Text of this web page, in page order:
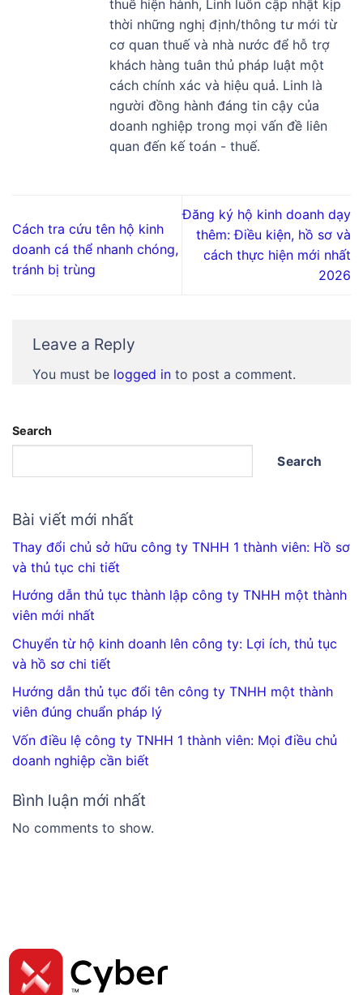
thuế hiện hành, Linh luôn cập nhật kịp
thời những nghị định/thông tư mới từ
cơ quan thuế và nhà nước để hỗ trợ
khách hàng tuân thủ pháp luật một
cách chính xác và hiệu quả. Linh là
người đồng hành đáng tin cậy của
doanh nghiệp trong mọi vấn đề liên
quan đến kế toán - thuế.
Cách tra cứu tên hộ kinh
doanh cá thể nhanh chóng,
tránh bị trùng
Đăng ký hộ kinh doanh dạy
thêm: Điều kiện, hồ sơ và
cách thực hiện mới nhất
2026
Leave a Reply
You must be logged in to post a comment.
Search
Search
Bài viết mới nhất
Thay đổi chủ sở hữu công ty TNHH 1 thành viên: Hồ sơ
và thủ tục chi tiết
Hướng dẫn thủ tục thành lập công ty TNHH một thành
viên mới nhất
Chuyển từ hộ kinh doanh lên công ty: Lợi ích, thủ tục
và hồ sơ chi tiết
Hướng dẫn thủ tục đổi tên công ty TNHH một thành
viên đúng chuẩn pháp lý
Vốn điều lệ công ty TNHH 1 thành viên: Mọi điều chủ
doanh nghiệp cần biết
Bình luận mới nhất
No comments to show.